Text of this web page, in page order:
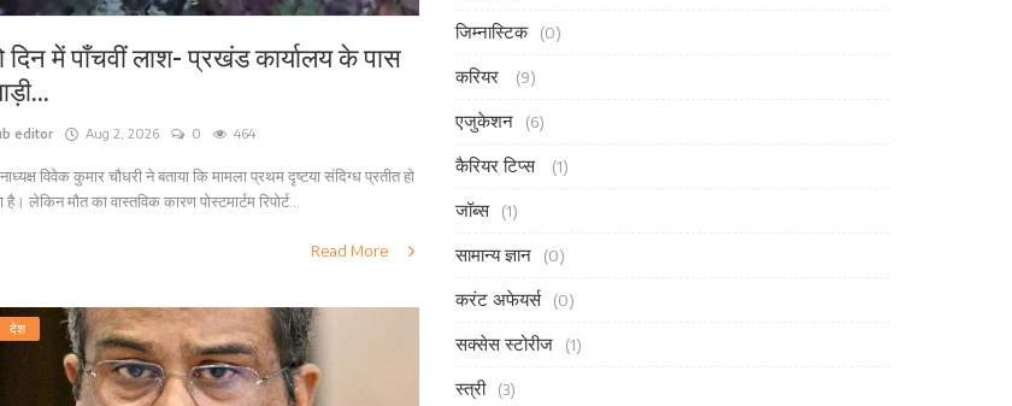
दिन में पाँचवीं लाश- प्रखंड कार्यालय के पास
editor Aug 2, 2026 0 464
विवेक कुमार चौधरी ने बताया कि मामला प्रथम दृष्टया संदिग्ध प्रतीत हो
है। लेकिन मौत का वास्तविक कारण पोस्टमार्टम रिपोर्ट...
Read More
देश
जिम्नास्टिक (0)
करियर (9)
एजुकेशन (6)
कैरियर टिप्स (1)
जॉब्स (1)
सामान्य ज्ञान (0)
करंट अफेयर्स (0)
सक्सेस स्टोरीज (1)
स्त्री (3)